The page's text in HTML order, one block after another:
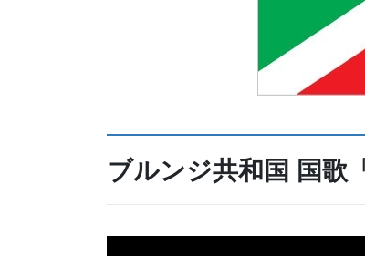
ブルンジ共和国 国歌